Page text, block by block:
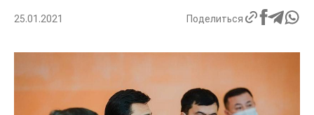
25.01.2021 Поделиться